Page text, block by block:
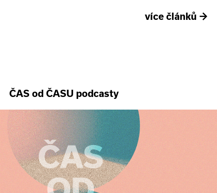
více článků →
ČAS od ČASU podcasty